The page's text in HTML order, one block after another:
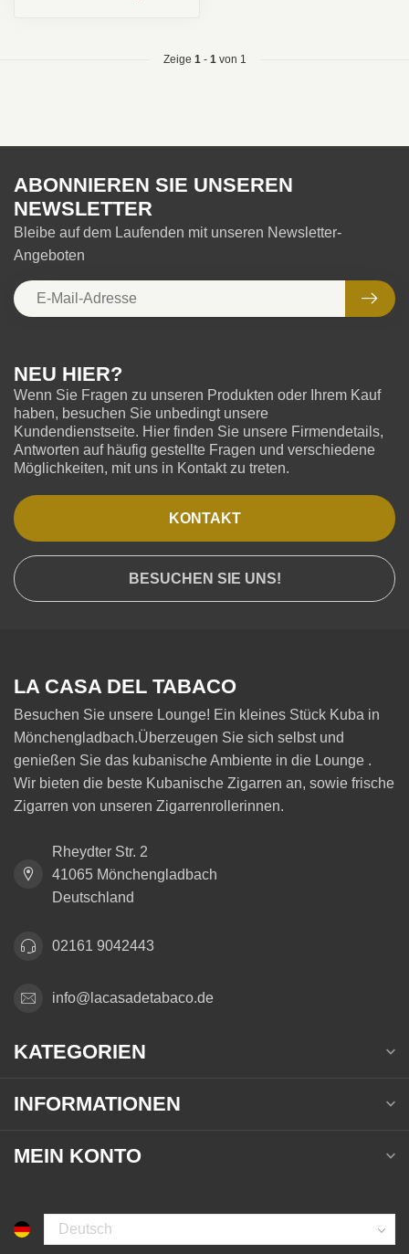
Zeige 1 - 1 von 1
NEU HIER?
Wenn Sie Fragen zu unseren Produkten oder Ihrem Kauf
haben, besuchen Sie unbedingt unsere
Kundendienstseite. Hier finden Sie unsere Firmendetails,
Antworten auf häufig gestellte Fragen und verschiedene
Möglichkeiten, mit uns in Kontakt zu treten.
KONTAKT
BESUCHEN SIE UNS!
ABONNIEREN SIE UNSEREN
NEWSLETTER
Bleibe auf dem Laufenden mit unseren Newsletter-
Angeboten
LA CASA DEL TABACO
Besuchen Sie unsere Lounge! Ein kleines Stück Kuba in
Mönchengladbach.Überzeugen Sie sich selbst und
genießen Sie das kubanische Ambiente in die Lounge .
Wir bieten die beste Kubanische Zigarren an, sowie frische
Zigarren von unseren Zigarrenrollerinnen.
Rheydter Str. 2
41065 Mönchengladbach
Deutschland
02161 9042443
info@lacasadetabaco.de
KATEGORIEN
INFORMATIONEN
MEIN KONTO